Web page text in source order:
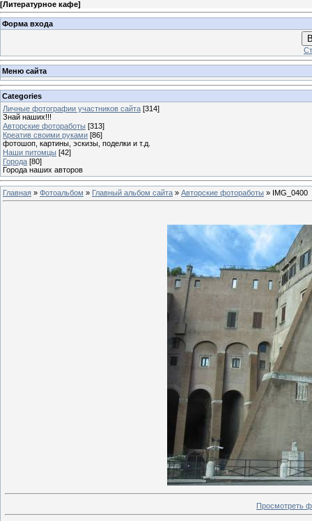
[Литературное кафе]
Форма входа
Меню сайта
Categories
Личные фотографии участников сайта [314]
Знай наших!!!
Авторские фотоработы [313]
Креатив своими руками [86]
фотошоп, картины, эскизы, поделки и т.д.
Наши питомцы [42]
Города [80]
Города наших авторов
Главная » Фотоальбом » Главный альбом сайта » Авторские фотоработы » IMG_0400
Просмотреть